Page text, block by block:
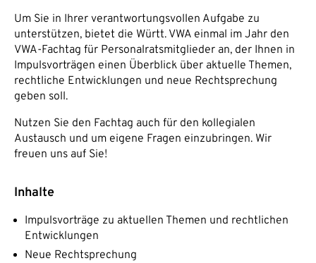
Um Sie in Ihrer verantwortungsvollen Aufgabe zu
unterstützen, bietet die Württ. VWA einmal im Jahr den
VWA-Fachtag für Personalratsmitglieder an, der Ihnen in
Impulsvorträgen einen Überblick über aktuelle Themen,
rechtliche Entwicklungen und neue Rechtsprechung
geben soll.
Nutzen Sie den Fachtag auch für den kollegialen
Austausch und um eigene Fragen einzubringen. Wir
freuen uns auf Sie!
Inhalte
Impulsvorträge zu aktuellen Themen und rechtlichen
Entwicklungen
Neue Rechtsprechung